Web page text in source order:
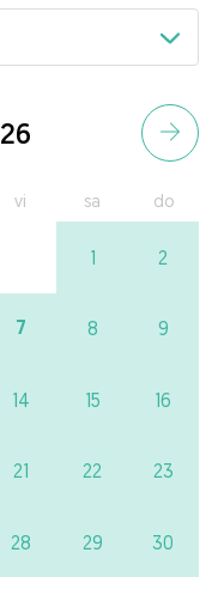
vi sa do
1 2
7 8 9
14 15 16
21 22 23
28 29 30